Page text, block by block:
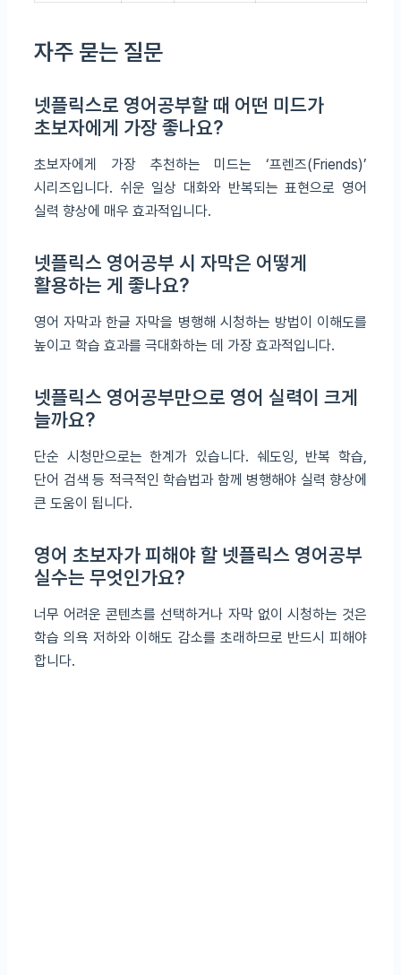
자주 묻는 질문
넷플릭스로 영어공부할 때 어떤 미드가
초보자에게 가장 좋나요?
초보자에게 가장 추천하는 미드는 ‘프렌즈(Friends)’
시리즈입니다. 쉬운 일상 대화와 반복되는 표현으로 영어
실력 향상에 매우 효과적입니다.
넷플릭스 영어공부 시 자막은 어떻게
활용하는 게 좋나요?
영어 자막과 한글 자막을 병행해 시청하는 방법이 이해도를
높이고 학습 효과를 극대화하는 데 가장 효과적입니다.
넷플릭스 영어공부만으로 영어 실력이 크게
늘까요?
단순 시청만으로는 한계가 있습니다. 쉐도잉, 반복 학습,
단어 검색 등 적극적인 학습법과 함께 병행해야 실력 향상에
큰 도움이 됩니다.
영어 초보자가 피해야 할 넷플릭스 영어공부
실수는 무엇인가요?
너무 어려운 콘텐츠를 선택하거나 자막 없이 시청하는 것은
학습 의욕 저하와 이해도 감소를 초래하므로 반드시 피해야
합니다.